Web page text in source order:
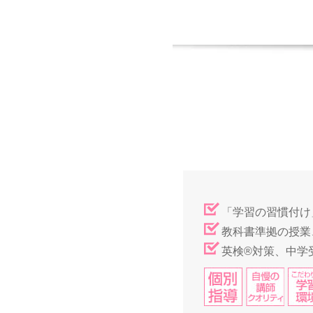
「学習の習慣付
教科書準拠の授
英検®対策、中学